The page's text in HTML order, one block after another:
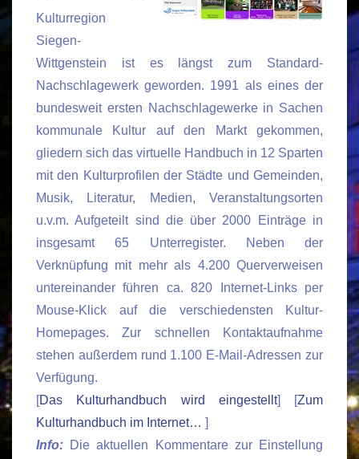
Kulturregion
Siegen-
Wittgenstein ist es längst zum Standard-
Nachschlagewerk geworden. 1991 als eines der
bundesweit ersten Nachschlagewerke in Sachen
kommunale Kultur auf den Markt gekommen,
gliedern sich das virtuelle Handbuch in 12 Sparten
mit den Kulturprofilen der Städte und Gemeinden,
Musik, Literatur, Medien, Veranstaltungsorten
u.v.m. Aufgeteilt sind die über 2000 Einträge in
insgesamt 65 Unterregister. Neben der
Verknüpfung mit mehr als 4.200 Querverweisen
untereinander führen ca. 820 Internet-Links per
Mouse-Klick auf die verschiedensten Kultur-
Homepages. Zur schnellen Kontaktaufnahme
stehen außerdem rund 1.100 E-Mail-Adressen zur
Verfügung.
[Das Kulturhandbuch wird eingestellt] [Zum
Kulturhandbuch im Internet… ]
Info: Die aktuellen Kommentare zur Einstellung